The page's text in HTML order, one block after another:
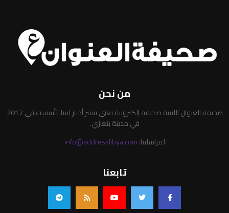
من نحن
صحيفة العنوان الليبية صحيفة إلكترونية تعني بنشر أخبار ليبيا. تأسست في 2017
في مدينة بنغازي.
لمراسلتنا:info@addresslibya.com
تابعنا